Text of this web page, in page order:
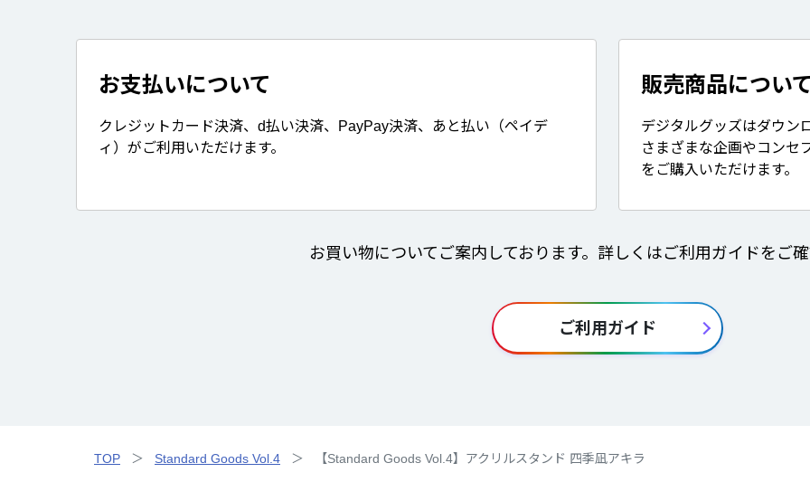
お支払いについて
クレジットカード決済、d払い決済、PayPay決済、あと払い（ペイデ
ィ）がご利用いただけます。
販売商品について
デジタルグッズはダウン
さまざまな企画やコンセ
をご購入いただけます。
お買い物についてご案内しております。詳しくはご利用ガイドをご確
ご利用ガイド
TOP Standard Goods Vol.4 【Standard Goods Vol.4】アクリルスタンド 四季凪アキラ